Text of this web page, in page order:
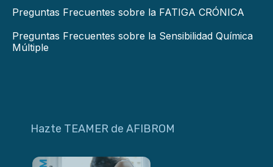
Preguntas Frecuentes sobre la FATIGA CRÓNICA
Preguntas Frecuentes sobre la Sensibilidad Química
Múltiple
Hazte TEAMER de AFIBROM